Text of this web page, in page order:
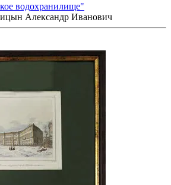
водохранилище"
Александр Иванович